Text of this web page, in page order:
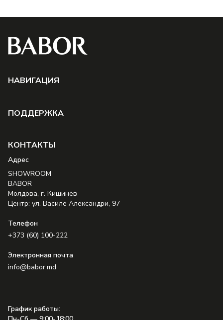
НAВИГАЦИЯ
ПОДДЕРЖКА
КОНТАКТЫ
Aдрес
SHOWROOM
BABOR
Молдова, г. Кишинёв
Центр: ул. Василе Александри, 97
Телефон
+373 (60) 100-222
Электронная почта
info@babor.md
График работы: